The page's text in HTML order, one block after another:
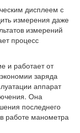
дисплеем с
измерения даже
измерений
процесс
и работает от
заряда
аппарат
Она
последнего
работе манометра